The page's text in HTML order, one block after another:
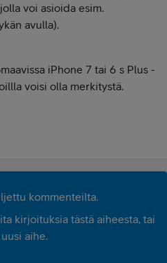
voi asioida esim.
avulla).
iPhone 7 tai 6 s Plus -
voisi olla merkitystä.
kommenteilta.
kirjoituksia tästä aiheesta, tai
aihe.